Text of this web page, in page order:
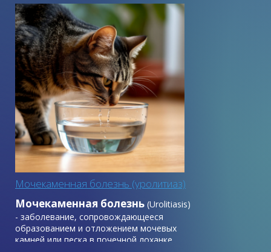
Мочекаменная болезнь (уролитиаз)
Мочекаменная болезнь (Urolitiasis)
- заболевание, сопровождающееся
образованием и отложением мочевых
камней или песка в почечной лоханке,